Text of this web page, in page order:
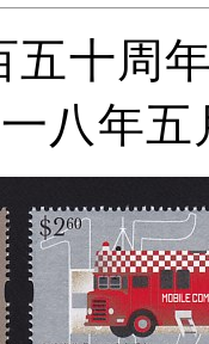
五十周
一八年五